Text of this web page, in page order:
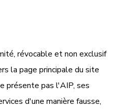
révocable et non exclusif
la page principale du site
présente pas l'AIP, ses
d'une manière fausse,